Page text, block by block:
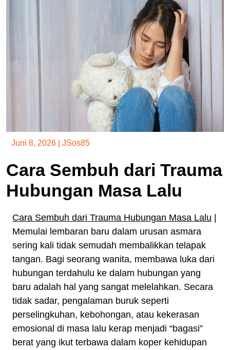
Juni 8, 2026 JSos85
Cara Sembuh dari Trauma
Hubungan Masa Lalu
Cara Sembuh dari Trauma Hubungan Masa Lalu |
Memulai lembaran baru dalam urusan asmara
sering kali tidak semudah membalikkan telapak
tangan. Bagi seorang wanita, membawa luka dari
hubungan terdahulu ke dalam hubungan yang
baru adalah hal yang sangat melelahkan. Secara
tidak sadar, pengalaman buruk seperti
perselingkuhan, kebohongan, atau kekerasan
emosional di masa lalu kerap menjadi “bagasi”
berat yang ikut terbawa dalam koper kehidupan